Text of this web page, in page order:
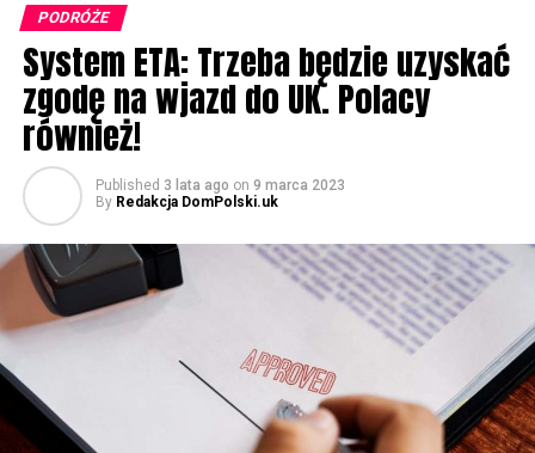
max. 100 mililitrów. Tyczy się to nie tylko napojów, ale i
wszelkich perfum, dezodorantów, kremów czy żeli.
Takie zasady obowiązują do dziś, ale okazuje się, że
zostaną zmienione już w 2024 roku! A już teraz rusza
program pilotażowy na jednym z lotnisk w UK!
Do połowy 2024 roku wyznaczono datę graniczną na
zainstalowanie nowych maszyn skanujących bagaże.
Dla przykładu, na terminalu nr 3 na Heathrow już taka
aparatura działa.
Skanuje nasze przedmioty w formie 3D, może wykryć
także to, co jest ukryte w butelkach, kosmetyczkach, a
nawet w termosach. Dzięki temu szykuje się
rewolucyjna zmiana.
PODRÓŻE
System ETA: Trzeba będzie uzyskać
zgodę na wjazd do UK. Polacy
również!
Published 3 lata ago on 9 marca 2023
By Redakcja DomPolski.uk